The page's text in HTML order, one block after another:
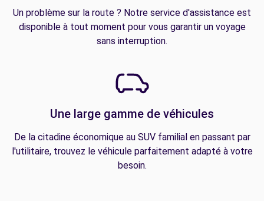
Un problème sur la route ? Notre service d'assistance est
disponible à tout moment pour vous garantir un voyage
sans interruption.
Une large gamme de véhicules
De la citadine économique au SUV familial en passant par
l'utilitaire, trouvez le véhicule parfaitement adapté à votre
besoin.